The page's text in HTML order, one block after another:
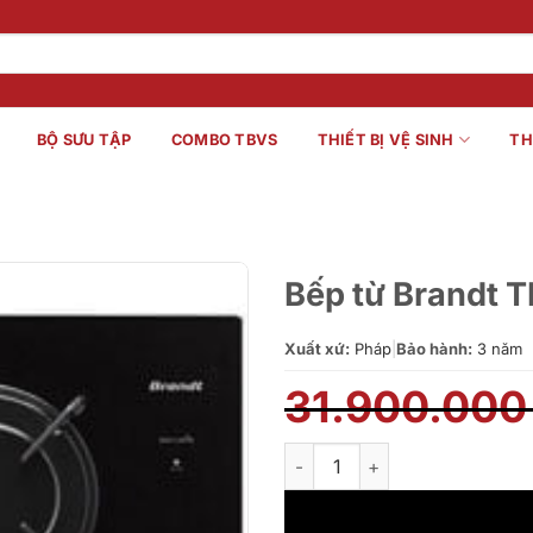
BỘ SƯU TẬP COMBO TBVS THIẾT BỊ VỆ SINH
Bếp từ Brandt
Xuất xứ: Pháp Bảo hành: 3 năm
Bếp từ Brandt TI1013B số lượng